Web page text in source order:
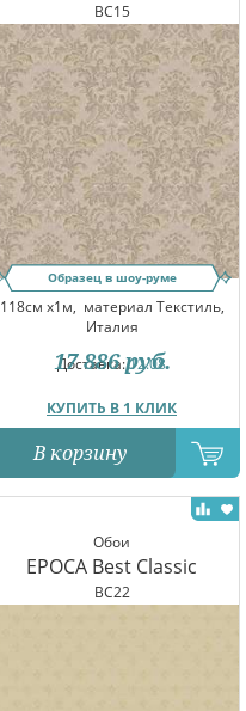
BC15
Образец в шоу-руме
118см x1м, материал Текстиль,
Италия
Доставка:12.08
КУПИТЬ В 1 КЛИК
17 886 руб.
В корзину
Обои
EPOCA Best Classic
BC22